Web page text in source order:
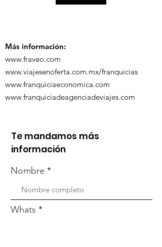
Más información:
www.fraveo.com
www.viajesenoferta.com.mx/franquicias
www.franquiciaeconomica.com
www.franquiciadeagenciadeviajes.com
Te mandamos más
información
Nombre
Whats